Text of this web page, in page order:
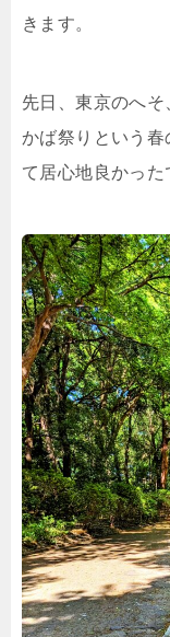
きます。
先日、東京のへ
かば祭りという春
て居心地良かった